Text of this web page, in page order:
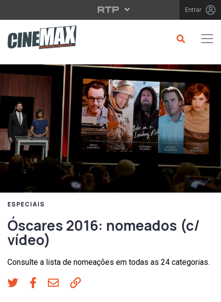
Saltar para o conteúdo principal Entrar
ESPECIAIS
Óscares 2016: nomeados (c/
vídeo)
Consulte a lista de nomeações em todas as 24 categorias.